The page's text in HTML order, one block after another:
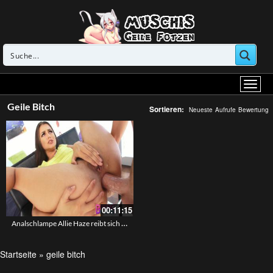
Geile Bitch Sortieren: Neueste Aufrufe Bewertung
00:11:15
Analschlampe Allie Haze reibt sich die Pussy während er Einlocht
Startseite » geile bitch